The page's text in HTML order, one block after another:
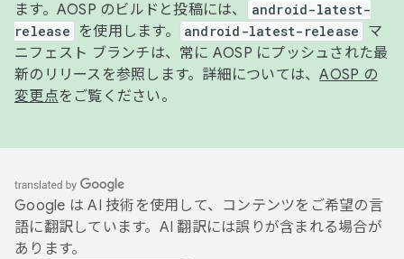
ます。AOSP のビルドと投稿には、
android-latest-
release
を使用します。 android-latest-release
マ
ニフェスト ブランチは、常に AOSP にプッシュされた最
新のリリースを参照します。詳細については、AOSP の
変更点をご覧ください。
Google は AI 技術を使用して、コンテンツをご希望の言
語に翻訳しています。AI 翻訳には誤りが含まれる場合が
あります。